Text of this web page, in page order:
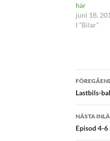
här
juni 18,
I ”Bilar”
Lastbils-
NÄSTA
Episod 4-